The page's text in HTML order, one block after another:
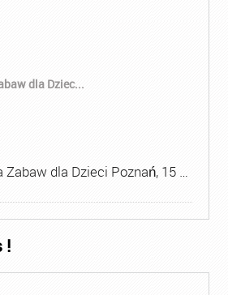
dla Dziec...
dla Dzieci Poznań, 15 …
!